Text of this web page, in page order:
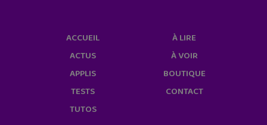
ACCUEIL
ACTUS
APPLIS
TESTS
TUTOS
À LIRE
À VOIR
BOUTIQUE
CONTACT